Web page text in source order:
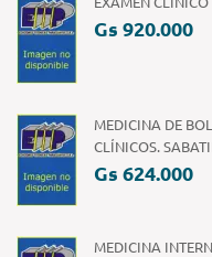
Gs 920.000
MEDICINA DE
CLÍNICOS.
Gs 624.000
MEDICINA